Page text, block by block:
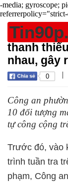
-media; gyroscope;
thanh
nhau, gây
0 |
Công an
10 đối tượng
tự công cộng
Trước đó, vào
trình tuần tra
phạm, Công